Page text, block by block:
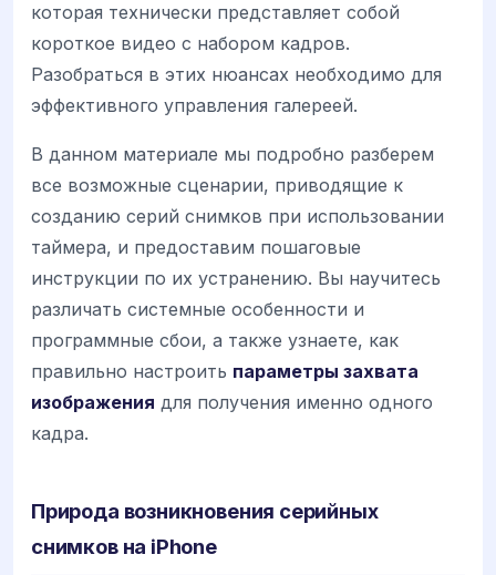
которая технически представляет собой
короткое видео с набором кадров.
Разобраться в этих нюансах необходимо для
эффективного управления галереей.
В данном материале мы подробно разберем
все возможные сценарии, приводящие к
созданию серий снимков при использовании
таймера, и предоставим пошаговые
инструкции по их устранению. Вы научитесь
различать системные особенности и
программные сбои, а также узнаете, как
правильно настроить параметры захвата
изображения для получения именно одного
кадра.
Природа возникновения серийных
снимков на iPhone